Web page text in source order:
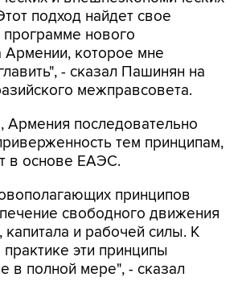
подход найдет свое
нового
Армении, которое мне
- сказал Пашинян на
межправсовета.
Армения последовательно
тем принципам,
в основе ЕАЭС.
принципов
свободного движения
капитала и рабочей силы. К
эти принципы
в полной мере", - сказал